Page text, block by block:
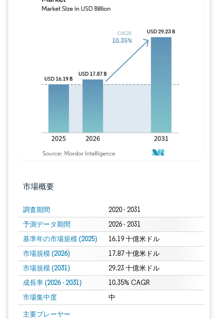
市場概要
調査期間 2020 - 2031
予測データ期間 2026 - 2031
基準年の市場規模 (2025) 16.19 十億米ドル
市場規模 (2026) 17.87 十億米ドル
市場規模 (2031) 29.23 十億米ドル
成長率 (2026 - 2031) 10.35% CAGR
市場集中度 中
主要プレーヤー
画像 © Mordor Intelligence。再利用にはCC BY 4.0の表示が必要です。
画像 © Mordor Intelligence。再利用には